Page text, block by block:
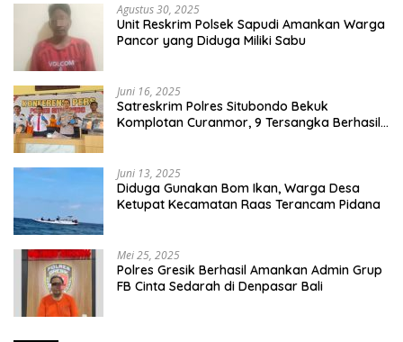
Agustus 30, 2025
Unit Reskrim Polsek Sapudi Amankan Warga
Pancor yang Diduga Miliki Sabu
Juni 16, 2025
Satreskrim Polres Situbondo Bekuk
Komplotan Curanmor, 9 Tersangka Berhasil
Juni 13, 2025
Diduga Gunakan Bom Ikan, Warga Desa
Ketupat Kecamatan Raas Terancam Pidana
Mei 25, 2025
Polres Gresik Berhasil Amankan Admin Grup
FB Cinta Sedarah di Denpasar Bali